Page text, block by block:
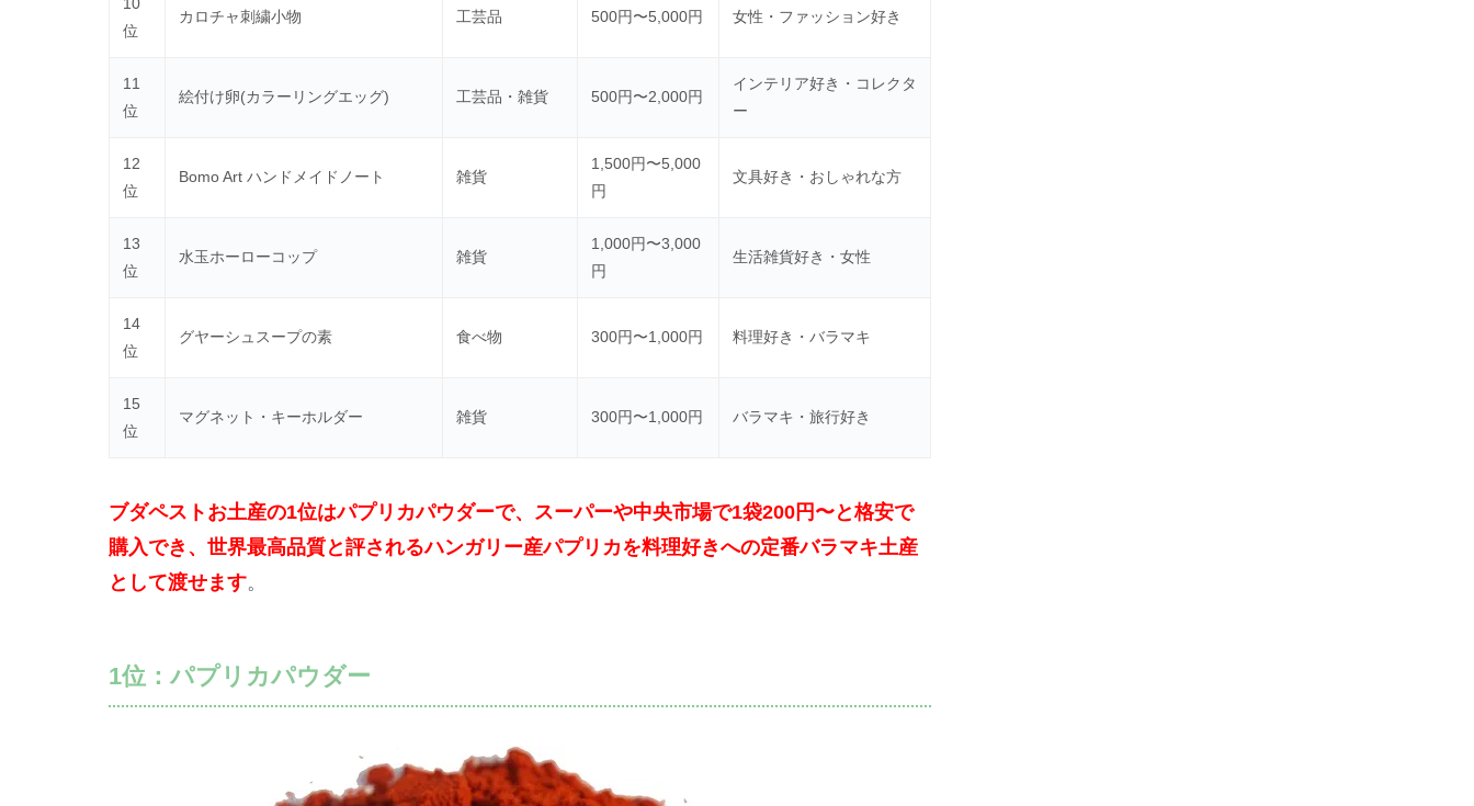
10
位
カロチャ刺繍小物 工芸品 500円〜5,000円 女性・ファッション好き
11
位
絵付け卵(カラーリングエッグ) 工芸品・雑貨 500円〜2,000円
インテリア好き・コレクタ
ー
12
位
Bomo Art ハンドメイドノート 雑貨
1,500円〜5,000
円
文具好き・おしゃれな方
13
位
水玉ホーローコップ 雑貨
1,000円〜3,000
円
生活雑貨好き・女性
14
位
グヤーシュスープの素 食べ物 300円〜1,000円 料理好き・バラマキ
15
位
マグネット・キーホルダー 雑貨 300円〜1,000円 バラマキ・旅行好き
ブダペストお土産の1位はパプリカパウダーで、スーパーや中央市場で1袋200円〜と格安で
購入でき、世界最高品質と評されるハンガリー産パプリカを料理好きへの定番バラマキ土産
として渡せます。
1位：パプリカパウダー